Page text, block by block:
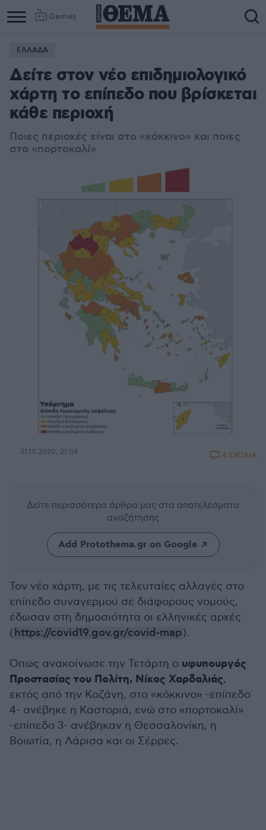
Games
1
2
ΕΛΛΑΔΑ
Δείτε στον νέο επιδημιολογικό
χάρτη το επίπεδο που βρίσκεται
κάθε περιοχή
Ποιες περιοχές είναι στο «κόκκινο» και ποιες
στο «πορτοκαλί»
21.10.2020, 21:04 4 ΣΧΟΛΙΑ
Δείτε περισσότερα άρθρα μας στα αποτελέσματα
αναζήτησης
Add Protothema.gr on Google
Τον νέο χάρτη, με τις τελευταίες αλλαγές στο
επίπεδο συναγερμού σε διάφορους νομούς,
έδωσαν στη δημοσιότητα οι ελληνικές αρχές
(https://covid19.gov.gr/covid-map).
Όπως ανακοίνωσε την Τετάρτη ο υφυπουργός
Προστασίας του Πολίτη, Νίκος Χαρδαλιάς,
εκτός από την Κοζάνη, στο «κόκκινο» -επίπεδο
4- ανέβηκε η Καστοριά, ενώ στο «πορτοκαλί»
-επίπεδο 3- ανέβηκαν η Θεσσαλονίκη, η
Βοιωτία, η Λάρισα και οι Σέρρες.